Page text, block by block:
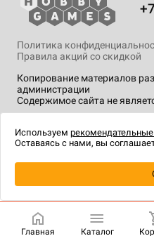
Копирование материалов
администрации
Содержимое сайта не
Политика
Правила акций со скидкой
технологии.
Главная Каталог
Используем рекомендательные
Оставаясь с нами, вы